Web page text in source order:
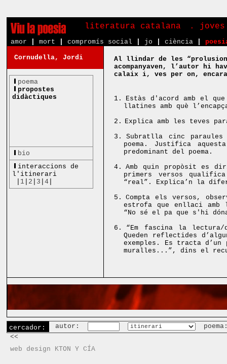
literatura catalana .
amor mort compromís social jo ciència
Cornudella, Jordi
poema
propostes
didàctiques
bio
interaccions de
l'itinerari
1 2 3 |4
Al llindar de les
acompanyaven, l’autor hi
calaix i, ves per on,
1.
Estàs d'acord amb el
llatines amb què
2. Explica amb les teves
3.
Subratlla cinc
poema. Justifica
predominant del poema.
4.
Amb quin propòsit es
primers versos
“real”. Explica’n la
5.
Compta els versos,
estrofa que enllaci amb
“No sé el pa que s'hi
6.
“Em fascina la
Queden reflectides
exemples. Es tracta
muralles...”, dins el
cercador: autor:
<<
web design KTON Y CÍA